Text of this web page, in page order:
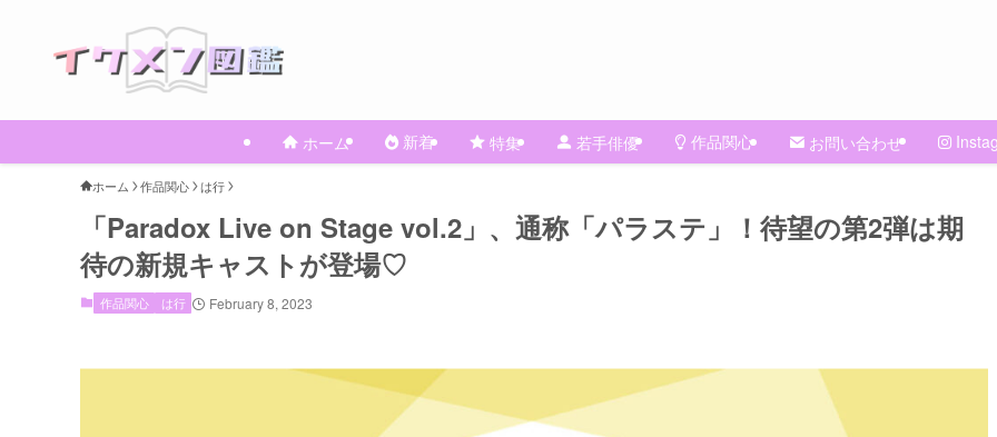
ホーム 新着 特集 若手俳優 作品関心 お問い合わせ
ホーム 作品関心 は行
「Paradox Live on Stage vol.2」、通称「パラステ」！待望の第2弾は期
待の新規キャストが登場♡
作品関心 は行 February 8, 2023